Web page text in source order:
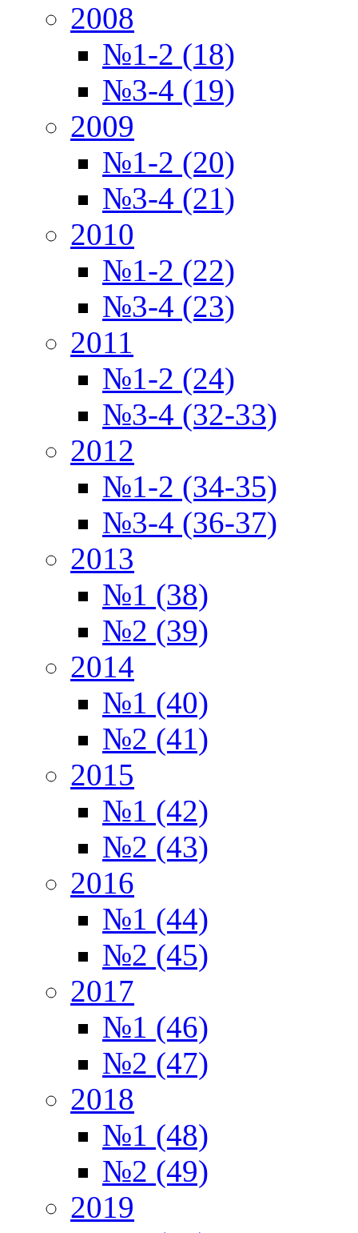
2008
№1-2 (18)
№3-4 (19)
2009
№1-2 (20)
№3-4 (21)
2010
№1-2 (22)
№3-4 (23)
2011
№1-2 (24)
№3-4 (32-33)
2012
№1-2 (34-35)
№3-4 (36-37)
2013
№1 (38)
№2 (39)
2014
№1 (40)
№2 (41)
2015
№1 (42)
№2 (43)
2016
№1 (44)
№2 (45)
2017
№1 (46)
№2 (47)
2018
№1 (48)
№2 (49)
2019